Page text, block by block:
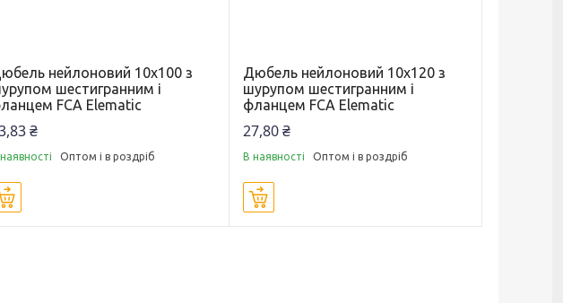
нейлоновий 10х100 з
шестигранним і
FCA Elematic
₴
Оптом і в роздріб
Дюбель нейлоновий 10х120 з
шурупом шестигранним і
фланцем FCA Elematic
27,80 ₴
В наявності Оптом і в роздріб